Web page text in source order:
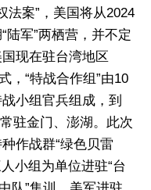
法案”，美国将从2024
陆军”两栖营，并不定
现在驻台湾地区
，“特战合作组”由10
小组官兵组成，到
驻金门、澎湖。此次
作战群“绿色贝雷
小组为单位进驻“台